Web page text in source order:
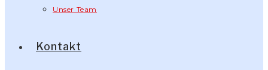
Unser Team
Kontakt